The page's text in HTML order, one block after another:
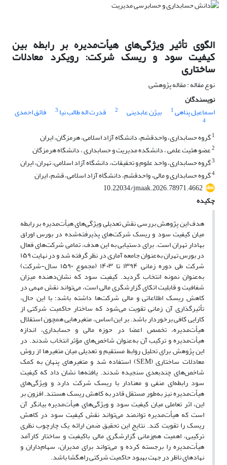
الگوی تأثیر ویژگی‌های هیأت‌مدیره بر رابطه بین
کیفیت سود و ریسک شرکت: رویکرد معادلات
ساختاری
نوع مقاله : مقاله پژوهشی
نویسندگان
اسماعیل پناهی1 بیژن عابدینی 2 قدرت اله طالب نیا 3 فائق احمدی
4
1گروه حسابداری، واحدقشم، دانشگاه آزاد اسلامی، هرمزگان، ایران
2عضو هئیت علمی ، دانشکده مدیریت و حسابداری ، دانشگاه هرمزگان
3گروه حسابداری، واحد علوم و تحقیقات، دانشگاه آزاد اسلامی، تهران، ایران
4گروه حسابداری و مالی، واحدقشم، دانشگاه آزاد اسلامی، قشم، ایران
10.22034/jmaak.2026.78971.4662
چکیده
هدف این پژوهش بررسی نقش تعدیلی ویژگی‌های هیأت‌مدیره بر رابطه
میان کیفیت سود و ریسک شرکت‌های پذیرفته‌شده در بورس اوراق
بهادار تهران است. برای دستیابی به این هدف، تمامی شرکت‌های فعال
در بورس تهران به‌عنوان جامعه آماری در نظر گرفته شد و در نهایت ۱۵۹
شرکت طی دوره زمانی ۱۳۹۴ تا ۱۴۰۳ (مجموع ۱۵۹۰ سال-شرکت)
به‌عنوان نمونه انتخاب گردید. کیفیت سود که نشان‌دهنده میزان
شفافیت و قابلیت اتکای گزارشگری مالی است، می‌تواند نقش مهمی در
کاهش ریسک اطلاعاتی و مالی شرکت‌ها داشته باشد؛ با این حال،
تأثیرگذاری آن زمانی تقویت می‌شود که ساختار حاکمیت شرکتی از
کارایی کافی برخوردار باشد. بر این اساس، متغیرهایی همچون استقلال
هیأت‌مدیره، تخصص اعضا در حوزه مالی و حسابداری، اندازه
هیأت‌مدیره و ترکیب آن به‌عنوان شاخص‌های مؤثر انتخاب شدند. در
این پژوهش برای تحلیل روابط مستقیم و تعدیلی میان متغیرها از روش
معادلات ساختاری (SEM) استفاده شد و متغیرهای پنهان به کمک
شاخص‌های چندبعدی سنجیده شدند. یافته‌ها نشان داد که کیفیت
سود رابطه‌ای منفی و معنادار با ریسک شرکت دارد و ویژگی‌های
هیأت‌مدیره نیز به‌طور مستقل قادر به کاهش ریسک هستند. افزون بر
این، اثر تعاملی میان کیفیت سود و ویژگی‌های هیأت‌مدیره بیانگر آن
است که هیأت‌مدیره توانمند می‌تواند نقش کیفیت سود در کاهش
ریسک را تقویت کند. نتایج این تحقیق ضمن ارائه یک چارچوب نظری
ترکیبی، اهمیت هم‌زمانی گزارشگری مالی باکیفیت و ساختار کارآمد
هیأت‌مدیره را برجسته کرده و می‌تواند برای مدیران، سهام‌داران و
نهادهای ناظر در جهت بهبود حاکمیت شرکتی راهگشا باشد.